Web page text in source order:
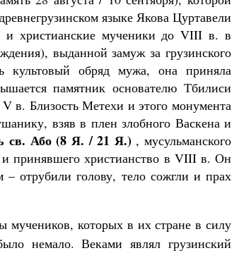
языке Якова Цуртавели
христианские мученики до VIII в. в
выданной замуж за грузинского
культовый обряд мужа, она приняла
памятник основателю Тбилиси
в. Близость Метехи и этого монумента
взяв в плен злобного Васкена и
св. Або (8 Я. / 21 Я.), мусульманского
принявшего христианство в VIII в. Он
отрубили голову, тело сожгли и прах
мучеников, которых в их стране в силу
немало. Веками являл грузинский